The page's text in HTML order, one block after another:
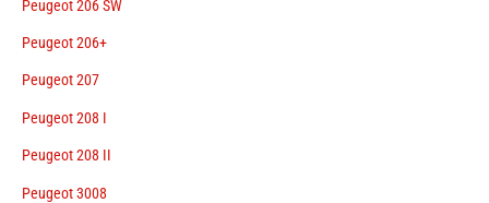
Peugeot 206 SW
Peugeot 206+
Peugeot 207
Peugeot 208 I
Peugeot 208 II
Peugeot 3008